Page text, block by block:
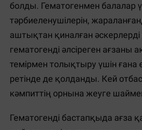
болды. Гематогенмен балалар
тәрбиеленушілерін,
аштықтан қиналған әскерлерді
гематогенді әлсіреген ағзаны
темірмен толықтыру үшін ғана
ретінде де қолданды. Кей
кәмпиттің орнына жеуге
Гематогенді бастапқыда ағза